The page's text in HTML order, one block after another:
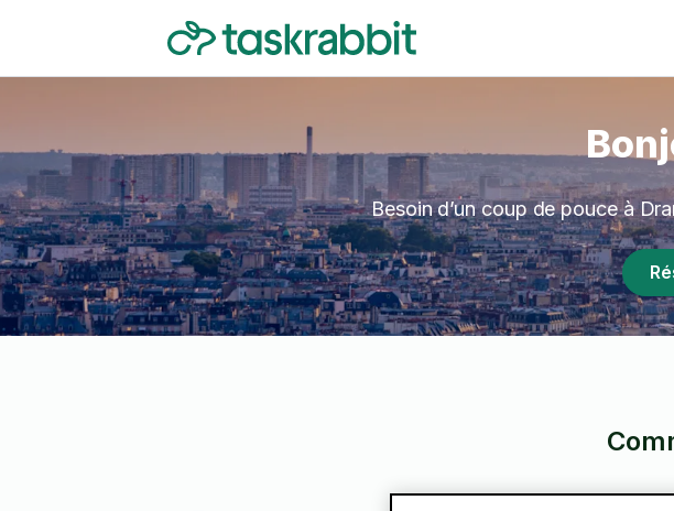
Besoin d’un coup de pouce à